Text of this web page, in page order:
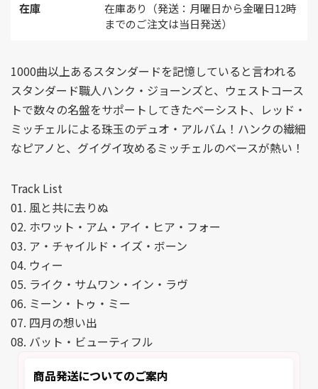
在庫
在庫あり（発送：月曜日から金曜日12時
までのご注文は当日発送）
1000曲以上あるスタンダードを記憶していると言われる
スタンダード職人ハンク・ジョーンズと、ウェストコース
トで数々の名盤をサポートしてきたベーシスト、レッド・
ミッチェルによる珠玉のデュオ・アルバム！ハンクの繊細
なピアノと、グイグイ攻めるミッチェルのベースが熱い！
Track List
01. 風と共に去りぬ
02. ホワット・アム・アイ・ヒア・フォー
03. ア・チャイルド・イズ・ボーン
04. ウィー
05. ライク・サムワン・イン・ラヴ
06. ミーン・トゥ・ミー
07. 四月の想い出
08. バット・ビューティフル
商品発送についてのご案内